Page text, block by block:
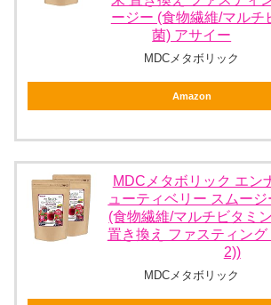
ージー (食物繊維/マルチ
菌) アサイー
MDCメタボリック
Amazon
MDCメタボリック エン
ューティベリー スムー
(食物繊維/マルチビタミ
置き換え ファスティン
2))
MDCメタボリック